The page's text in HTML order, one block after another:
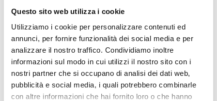
Questo sito web utilizza i cookie
Utilizziamo i cookie per personalizzare contenuti ed
annunci, per fornire funzionalità dei social media e per
analizzare il nostro traffico. Condividiamo inoltre
informazioni sul modo in cui utilizzi il nostro sito con i
nostri partner che si occupano di analisi dei dati web,
pubblicità e social media, i quali potrebbero combinarle
con altre informazioni che hai fornito loro o che hanno
SCOOTER
Italia on the road: alla scoperta
dell’Abruzzo a bordo del proprio
scooter
Con l’arrivo della bella stagione cresce la voglia di